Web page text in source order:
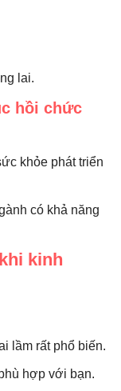
lai.
hồi chức
khỏe phát triển
có khả năng
kinh
lầm rất phổ biến.
hợp với bạn.